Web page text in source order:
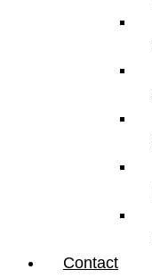
Contact